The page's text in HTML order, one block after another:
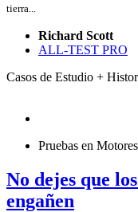
tierra...
Richard Scott
ALL-TEST PRO
Casos de Estudio +
Pruebas en Motores
No dejes que
engañen